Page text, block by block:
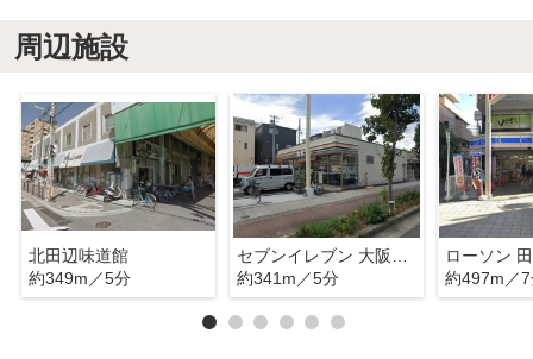
周辺施設
北田辺味道館
約349m／5分
約341m／5分
ローソン
約497m／